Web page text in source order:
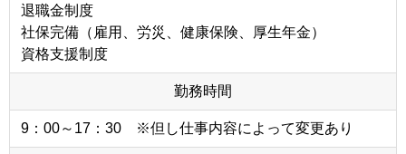
退職金制度
社保完備（雇用、労災、健康保険、厚生年金）
資格支援制度
勤務時間
9：00～17：30 ※但し仕事内容によって変更あり